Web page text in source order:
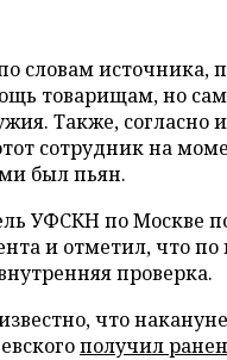
словам источника,
товарищам, но
Также, согласно
сотрудник на
был пьян.
УФСКН по Москве
и отметил, что по
проверка.
что
получил